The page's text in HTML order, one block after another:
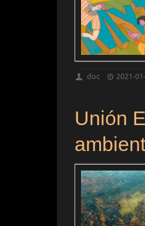
doc 2021-
Unión